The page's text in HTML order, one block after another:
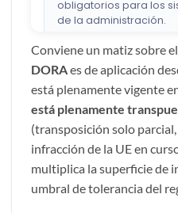
Conviene un matiz sobre
DORAes de aplicación
está plenamente vigente
está plenamente
(transposición solo
infracción de la UE en
multiplica la superficie de
umbral de tolerancia del